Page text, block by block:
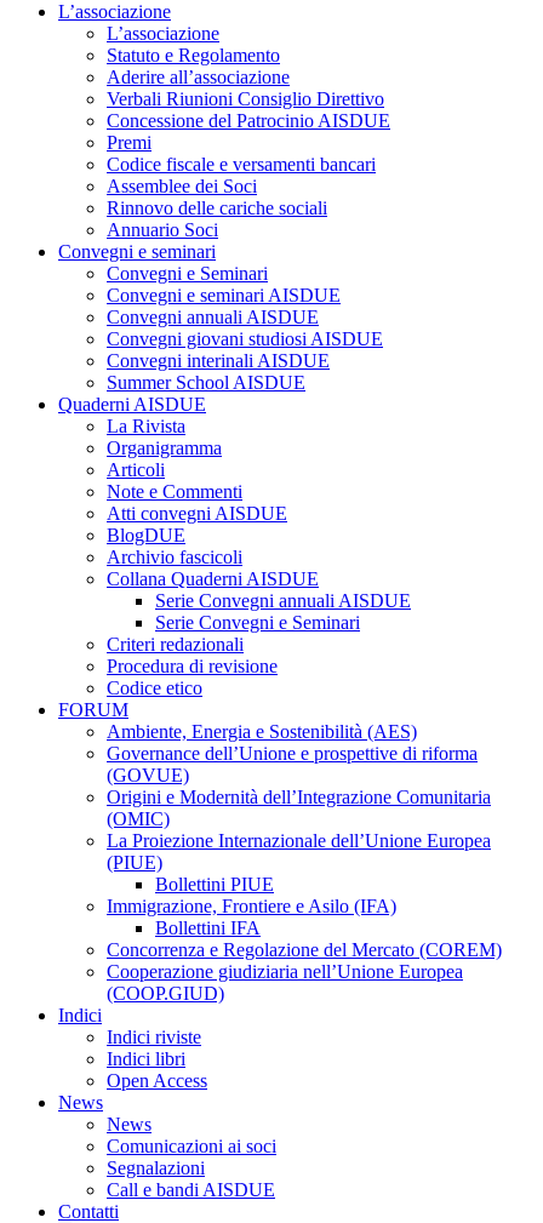
L’associazione
L’associazione
Statuto e Regolamento
Aderire all’associazione
Verbali Riunioni Consiglio Direttivo
Concessione del Patrocinio AISDUE
Premi
Codice fiscale e versamenti bancari
Assemblee dei Soci
Rinnovo delle cariche sociali
Annuario Soci
Convegni e seminari
Convegni e Seminari
Convegni e seminari AISDUE
Convegni annuali AISDUE
Convegni giovani studiosi AISDUE
Convegni interinali AISDUE
Summer School AISDUE
Quaderni AISDUE
La Rivista
Organigramma
Articoli
Note e Commenti
Atti convegni AISDUE
BlogDUE
Archivio fascicoli
Collana Quaderni AISDUE
Serie Convegni annuali AISDUE
Serie Convegni e Seminari
Criteri redazionali
Procedura di revisione
Codice etico
FORUM
Ambiente, Energia e Sostenibilità (AES)
Governance dell’Unione e prospettive di riforma
(GOVUE)
Origini e Modernità dell’Integrazione Comunitaria
(OMIC)
La Proiezione Internazionale dell’Unione Europea
(PIUE)
Bollettini PIUE
Immigrazione, Frontiere e Asilo (IFA)
Bollettini IFA
Concorrenza e Regolazione del Mercato (COREM)
Cooperazione giudiziaria nell’Unione Europea
(COOP.GIUD)
Indici
Indici riviste
Indici libri
Open Access
News
News
Comunicazioni ai soci
Segnalazioni
Call e bandi AISDUE
Contatti